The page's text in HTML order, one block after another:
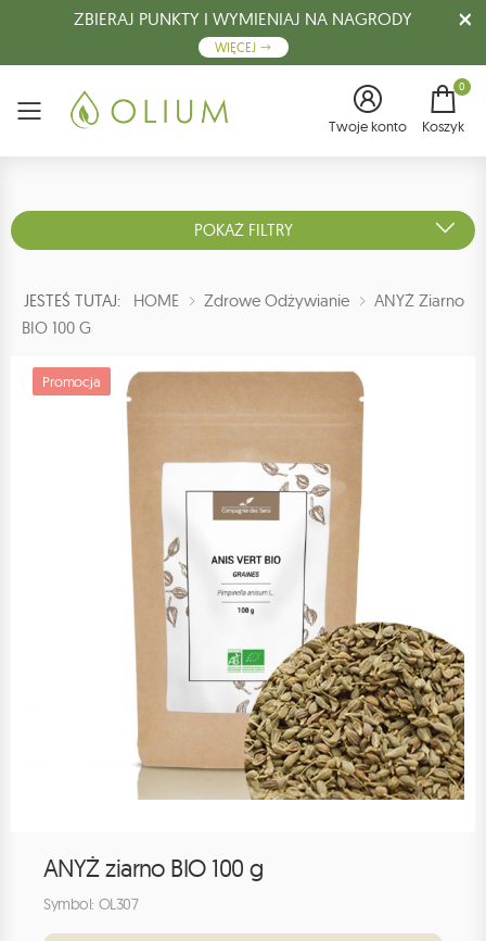
ZBIERAJ PUNKTY I WYMIENIAJ NA NAGRODY
WIĘCEJ
Menu Twoje konto
0
Koszyk
POKAŻ FILTRY
JESTEŚ TUTAJ: HOME Zdrowe Odżywianie
ANYŻ Ziarno
BIO 100 G
Promocja
ANYŻ ziarno BIO 100 g
Symbol: OL307